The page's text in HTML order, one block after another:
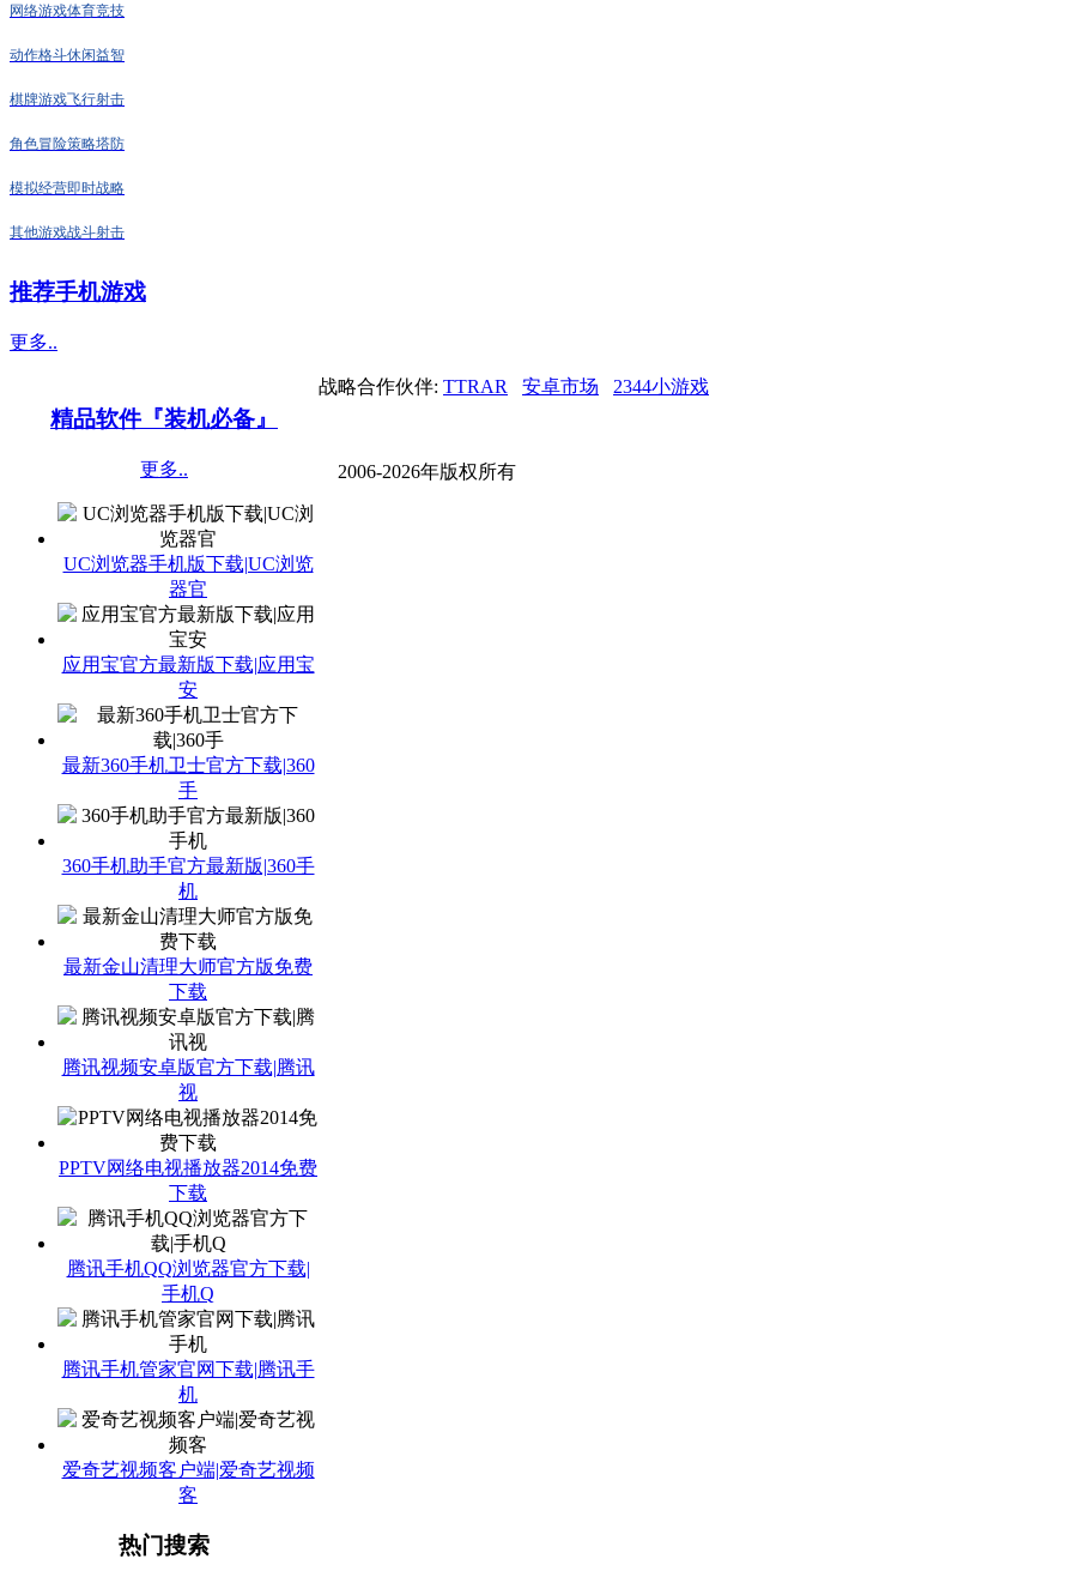
网络游戏体育竞技
动作格斗休闲益智
棋牌游戏飞行射击
角色冒险策略塔防
模拟经营即时战略
其他游戏战斗射击
推荐手机游戏
更多..
精品软件『装机必备』
更多..
UC浏览器手机版下载|UC浏览
器官
应用宝官方最新版下载|应用宝
安
最新360手机卫士官方下载|360
手
360手机助手官方最新版|360手
机
最新金山清理大师官方版免费
下载
腾讯视频安卓版官方下载|腾讯
视
PPTV网络电视播放器2014免费
下载
腾讯手机QQ浏览器官方下载|
手机Q
腾讯手机管家官网下载|腾讯手
机
爱奇艺视频客户端|爱奇艺视频
客
热门搜索
战略合作伙伴: TTRAR 安卓市场 2344小游戏
2006-2026年版权所有